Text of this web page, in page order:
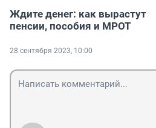
Ждите денег: как вырастут
пенсии, пособия и МРОТ
28 сентября 2023, 10:00